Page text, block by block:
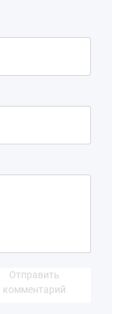
Отправить
комментарий